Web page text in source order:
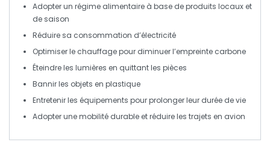
Adopter un régime alimentaire à base de produits locaux et
de saison
Réduire sa consommation d’électricité
Optimiserle chauffage pour diminuer l’empreinte carbone
Éteindre les lumières en quittant les pièces
Bannir les objets en plastique
Entretenirles équipements pour prolonger leur durée de vie
Adopterune mobilité durable et réduire les trajets en avion